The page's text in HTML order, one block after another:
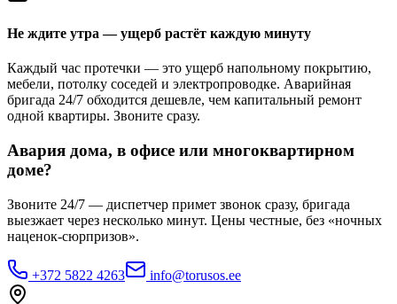
Не ждите утра — ущерб растёт каждую минуту
Каждый час протечки — это ущерб напольному покрытию,
мебели, потолку соседей и электропроводке. Аварийная
бригада 24/7 обходится дешевле, чем капитальный ремонт
одной квартиры. Звоните сразу.
Авария дома, в офисе или многоквартирном
доме?
Звоните 24/7 — диспетчер примет звонок сразу, бригада
выезжает через несколько минут. Цены честные, без «ночных
наценок-сюрпризов».
+372 5822 4263 info@torusos.ee